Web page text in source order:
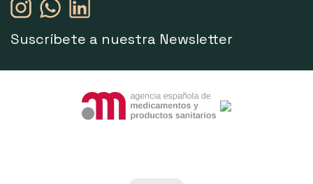
Suscríbete a nuestra Newsletter